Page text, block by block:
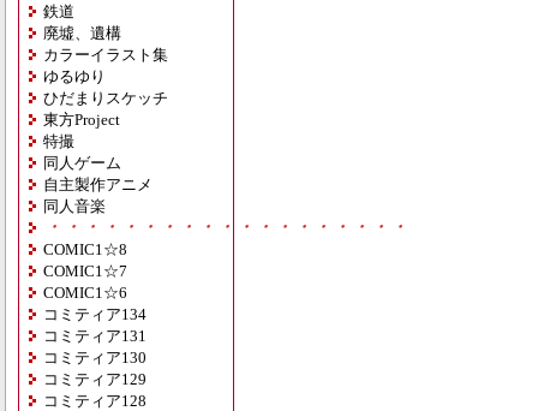
鉄道
廃墟、遺構
カラーイラスト集
ゆるゆり
ひだまりスケッチ
東方Project
特撮
同人ゲーム
自主製作アニメ
同人音楽
・・・・・・・・・・・・・・・・・・・
COMIC1☆8
COMIC1☆7
COMIC1☆6
コミティア134
コミティア131
コミティア130
コミティア129
コミティア128